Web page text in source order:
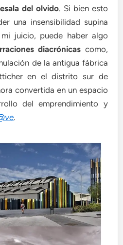
del olvido. Si bien esto
una insensibilidad supina
juicio, puede haber algo
diacrónicas como,
de la antigua fábrica
en el distrito sur de
convertida en un espacio
del emprendimiento y
.